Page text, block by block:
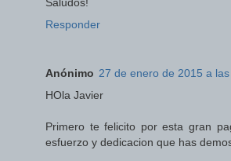
Responder
Anónimo 27 de enero de 2015 a las
HOla Javier
Primero te felicito por esta gran
esfuerzo y dedicacion que has